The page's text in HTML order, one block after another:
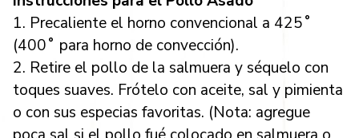
1. Precaliente el horno convencional a 425˚
(400˚ para horno de convección).
2. Retire el pollo de la salmuera y séquelo con
toques suaves. Frótelo con aceite, sal y pimienta
o con sus especias favoritas. (Nota: agregue